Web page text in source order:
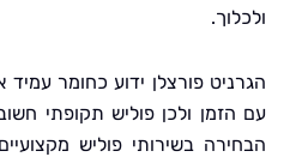
פורצלן ידוע כחומר עמיד אך גם
ולכן פוליש תקופתי חשוב
בשירותי פוליש מקצועיים, ניתן